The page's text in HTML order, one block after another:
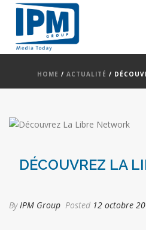
HOME / ACTUALITÉ /
DÉCOUVREZ LA
By IPM Group Posted 12 octobre